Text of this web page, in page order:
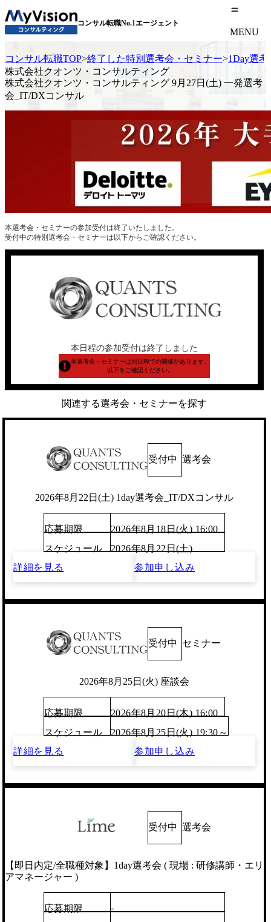
コンサル転職No.1エージェント
MENU
コンサル転職TOP>終了した特別選考会・セミナー>1Day選考
株式会社クオンツ・コンサルティング
株式会社クオンツ・コンサルティング 9月27日(土) 一発選考
会_IT/DXコンサル
本選考会・セミナーの参加受付は終了いたしました。
受付中の特別選考会・セミナーは以下からご確認ください。
本日程の参加受付は終了しました
本選考会・セミナーは別日程での開催があります。
以下をご確認ください。
関連する選考会・セミナーを探す
受付中 選考会
2026年8月22日(土) 1day選考会_IT/DXコンサル
応募期限
2026年8月18日(火) 16:00
スケジュール
2026年8月22日(土)
詳細を見る
参加申し込み
受付中 セミナー
2026年8月25日(火) 座談会
応募期限
2026年8月20日(木) 16:00
スケジュール
2026年8月25日(火) 19:30～
詳細を見る
参加申し込み
受付中 選考会
【即日内定/全職種対象】1day選考会 ( 現場 : 研修講師・エリ
アマネージャー )
応募期限
-